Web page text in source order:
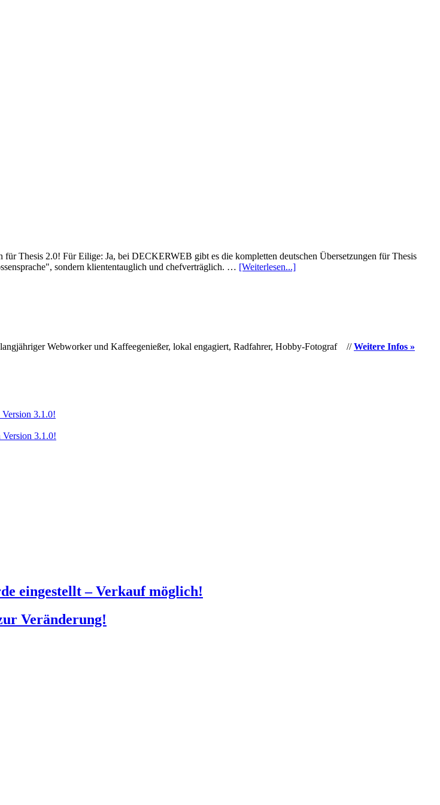
Thesis 2.0! Für Eilige: Ja, bei DECKERWEB gibt es die kompletten deutschen Übersetzungen für Thesis
sondern kliententauglich und chefverträglich. … [Weiterlesen...]
Webworker und Kaffeegenießer, lokal engagiert, Radfahrer, Hobby-Fotograf //Weitere Infos »
3.1.0!
3.1.0!
eingestellt – Verkauf möglich!
Veränderung!